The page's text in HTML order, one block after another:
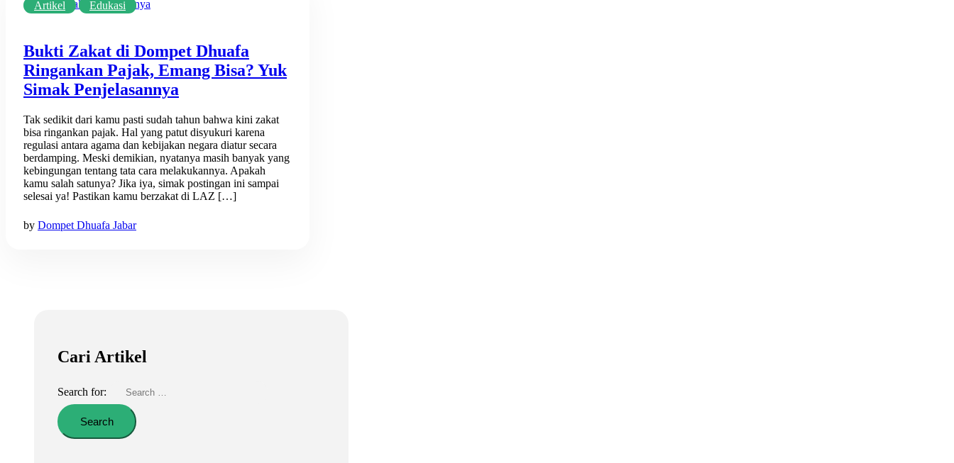
Artikel Edukasi
Bukti Zakat di Dompet Dhuafa
Ringankan Pajak, Emang Bisa? Yuk
Simak Penjelasannya
Tak sedikit dari kamu pasti sudah tahun bahwa kini zakat
bisa ringankan pajak. Hal yang patut disyukuri karena
regulasi antara agama dan kebijakan negara diatur secara
berdamping. Meski demikian, nyatanya masih banyak yang
kebingungan tentang tata cara melakukannya. Apakah
kamu salah satunya? Jika iya, simak postingan ini sampai
selesai ya! Pastikan kamu berzakat di LAZ […]
by Dompet Dhuafa Jabar
Cari Artikel
Search for: